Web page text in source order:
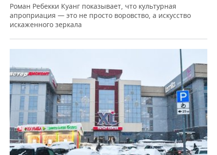
Роман Ребекки Куанг показывает, что культурная
апроприация — это не просто воровство, а искусство
искаженного зеркала